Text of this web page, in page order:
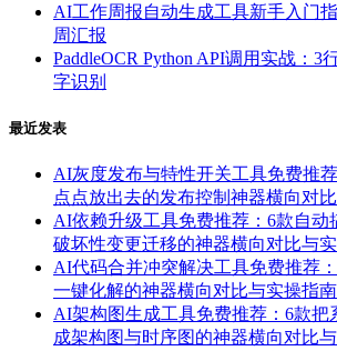
AI工作周报自动生成工具新手入门
周汇报
PaddleOCR Python API调用实战：3
字识别
最近发表
AI灰度发布与特性开关工具免费推
点点放出去的发布控制神器横向对
AI依赖升级工具免费推荐：6款自动
破坏性变更迁移的神器横向对比与
AI代码合并冲突解决工具免费推荐
一键化解的神器横向对比与实操指南
AI架构图生成工具免费推荐：6款把
成架构图与时序图的神器横向对比